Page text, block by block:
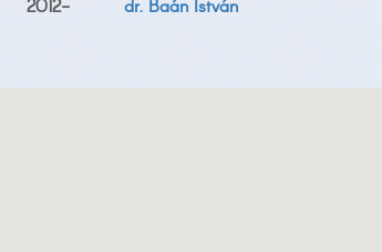
2012- dr. Baán István